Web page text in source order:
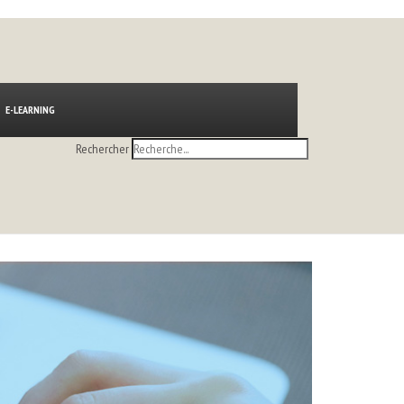
E-LEARNING
Rechercher